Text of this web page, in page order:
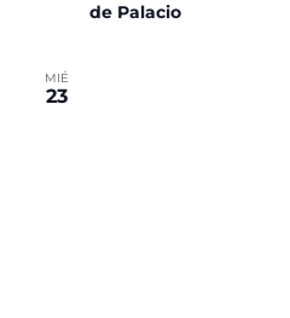
de Palacio
MIÉ
23